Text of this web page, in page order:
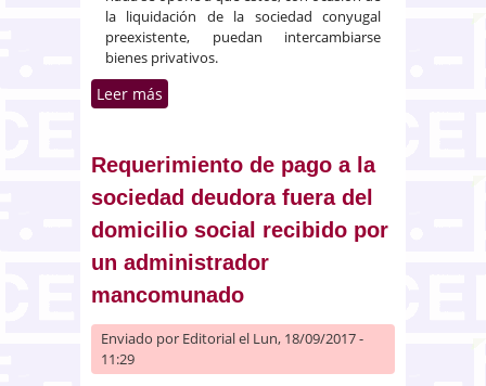
la liquidación de la sociedad conyugal
preexistente, puedan intercambiarse
bienes privativos.
Leer más
en convenio privado, aprobado
judicialmente, regulador de la
guarda y custodia de los hijos
Requerimiento de pago a la
sociedad deudora fuera del
domicilio social recibido por
un administrador
mancomunado
Enviado por Editorialel Lun, 18/09/2017 -
11:29